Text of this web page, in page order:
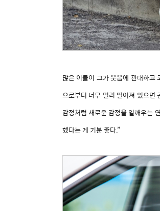
많은 이들이 그가 웃음에 관대하고
으로부터 너무 멀리 떨어져 있으면
감정처럼 새로운 감정을 일깨우는
했다는 게 기분 좋다.”